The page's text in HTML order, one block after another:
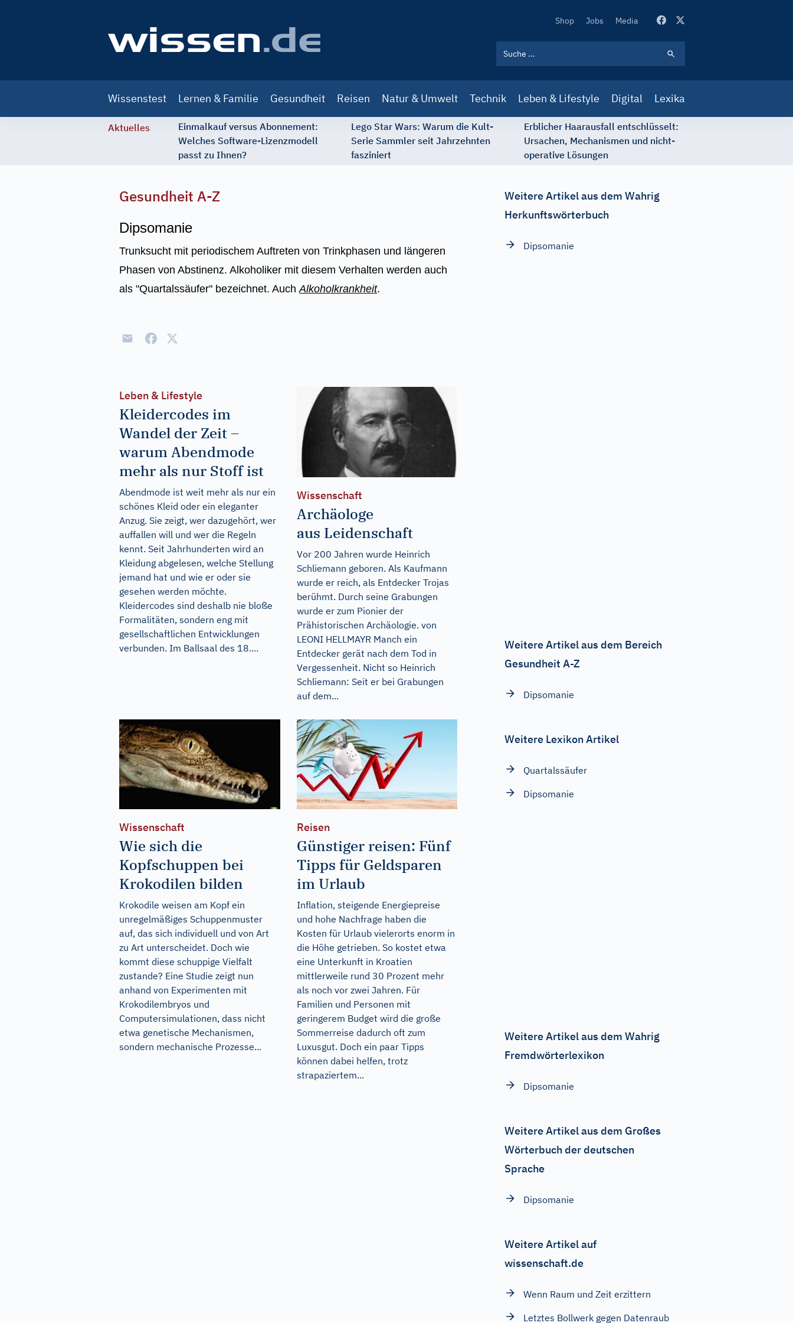
Secondary
Shop Jobs Media
navigation
Wissenstest Lernen & Familie Gesundheit Reisen Natur & Umwelt Technik Leben & Lifestyle Digital Lexika
Aktuelles
Einmalkauf versus Abonnement:
Welches Software-Lizenzmodell
passt zu Ihnen?
Lego Star Wars: Warum die Kult-
Serie Sammler seit Jahrzehnten
fasziniert
Erblicher Haarausfall entschlüsselt:
Ursachen, Mechanismen und nicht-
operative Lösungen
Gesundheit A-Z
Dipsomanie
Trunksucht mit periodischem Auftreten von Trinkphasen und längeren
Phasen von Abstinenz. Alkoholiker mit diesem Verhalten werden auch
als "Quartalssäufer" bezeichnet. AuchAlkoholkrankheit.
Leben & Lifestyle
Kleidercodes im
Wandel der Zeit –
warum Abendmode
mehr als nur Stoff ist
Abendmode ist weit mehr als nur ein
schönes Kleid oder ein eleganter
Anzug. Sie zeigt, wer dazugehört, wer
auffallen will und wer die Regeln
kennt. Seit Jahrhunderten wird an
Kleidung abgelesen, welche Stellung
jemand hat und wie er oder sie
gesehen werden möchte.
Kleidercodes sind deshalb nie bloße
Formalitäten, sondern eng mit
gesellschaftlichen Entwicklungen
verbunden. Im Ballsaal des 18....
Wissenschaft
Archäologe
aus Leidenschaft
Vor 200 Jahren wurde Heinrich
Schliemann geboren. Als Kaufmann
wurde er reich, als Entdecker Trojas
berühmt. Durch seine Grabungen
wurde er zum Pionier der
Prähistorischen Archäologie. von
LEONI HELLMAYR Manch ein
Entdecker gerät nach dem Tod in
Vergessenheit. Nicht so Heinrich
Schliemann: Seit er bei Grabungen
auf dem...
Wissenschaft
Wie sich die
Kopfschuppen bei
Krokodilen bilden
Krokodile weisen am Kopf ein
unregelmäßiges Schuppenmuster
auf, das sich individuell und von Art
zu Art unterscheidet. Doch wie
kommt diese schuppige Vielfalt
zustande? Eine Studie zeigt nun
anhand von Experimenten mit
Krokodilembryos und
Computersimulationen, dass nicht
etwa genetische Mechanismen,
sondern mechanische Prozesse...
Reisen
Günstiger reisen: Fünf
Tipps für Geldsparen
im Urlaub
Inflation, steigende Energiepreise
und hohe Nachfrage haben die
Kosten für Urlaub vielerorts enorm in
die Höhe getrieben. So kostet etwa
eine Unterkunft in Kroatien
mittlerweile rund 30 Prozent mehr
als noch vor zwei Jahren. Für
Familien und Personen mit
geringerem Budget wird die große
Sommerreise dadurch oft zum
Luxusgut. Doch ein paar Tipps
können dabei helfen, trotz
strapaziertem...
Weitere Artikel aus dem Wahrig
Herkunftswörterbuch
Dipsomanie
Weitere Artikel aus dem Bereich
Gesundheit A-Z
Dipsomanie
Weitere Lexikon Artikel
Quartalssäufer
Dipsomanie
Weitere Artikel aus dem Wahrig
Fremdwörterlexikon
Dipsomanie
Weitere Artikel aus dem Großes
Wörterbuch der deutschen
Sprache
Dipsomanie
Weitere Artikel auf
wissenschaft.de
Wenn Raum und Zeit erzittern
Letztes Bollwerk gegen Datenraub